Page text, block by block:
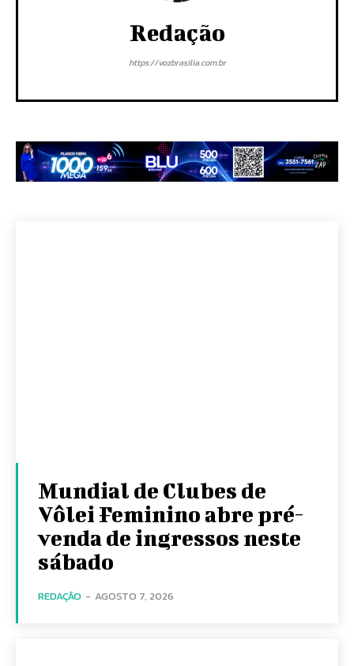
Redação
https://vozbrasilia.com.br
Mundial de Clubes de
Vôlei Feminino abre pré-
venda de ingressos neste
sábado
REDAÇÃO - AGOSTO 7, 2026